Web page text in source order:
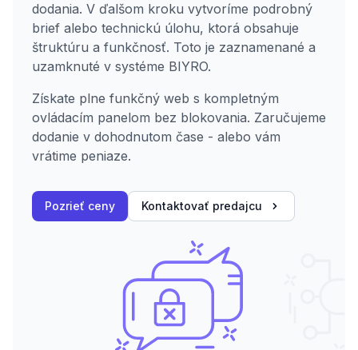
dodania. V ďalšom kroku vytvoríme podrobný
brief alebo technickú úlohu, ktorá obsahuje
štruktúru a funkčnosť. Toto je zaznamenané a
uzamknuté v systéme BIYRO.
Získate plne funkčný web s kompletným
ovládacím panelom bez blokovania. Zaručujeme
dodanie v dohodnutom čase - alebo vám
vrátime peniaze.
Pozrieť ceny Kontaktovať predajcu